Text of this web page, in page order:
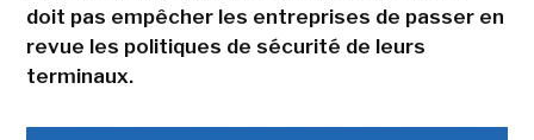
doit pas empêcher les entreprises de passer en
revue les politiques de sécurité de leurs
terminaux.